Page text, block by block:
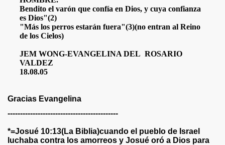
Bendito el varón que confía en Dios, y cuya confianza
es Dios"(2)
"Más los perros estarán fuera"(3)(no entran al Reino
de los Cielos)
JEM WONG-EVANGELINA DEL ROSARIO
VALDEZ
18.08.05
Gracias Evangelina
--------------------------------------------
*=Josué 10:13(La Biblia)cuando el pueblo de Israel
luchaba contra los amorreos y Josué oró a Dios para
CITAS ILUSTRADOS-